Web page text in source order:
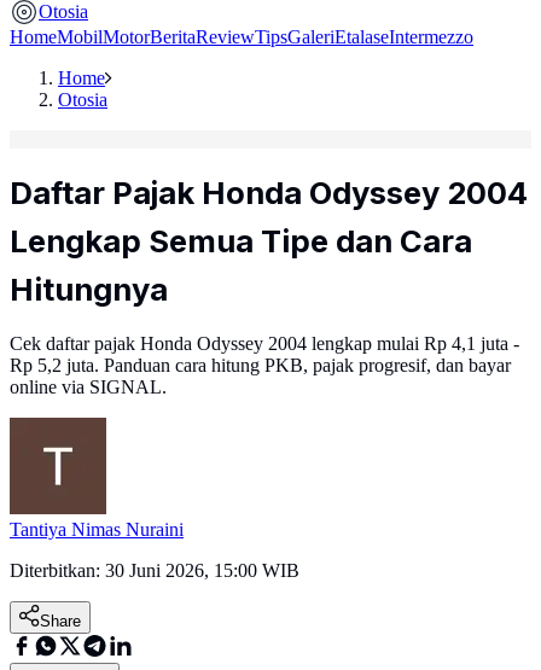
Otosia
HomeMobilMotorBeritaReviewTipsGaleriEtalaseIntermezzo
Home
Otosia
Daftar Pajak Honda Odyssey 2004
Lengkap Semua Tipe dan Cara
Hitungnya
Cek daftar pajak Honda Odyssey 2004 lengkap mulai Rp 4,1 juta -
Rp 5,2 juta. Panduan cara hitung PKB, pajak progresif, dan bayar
online via SIGNAL.
Tantiya Nimas Nuraini
Diterbitkan: 30 Juni 2026, 15:00 WIB
Share